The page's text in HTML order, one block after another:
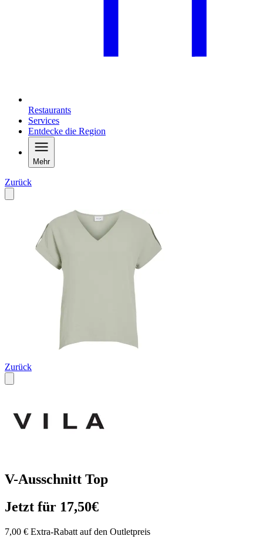
Restaurants
Services
Entdecke die Region
Mehr
Zurück
Zurück
V-Ausschnitt Top
Jetzt für 17,50€
7,00 € Extra-Rabatt auf den Outletpreis